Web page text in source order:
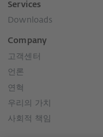
Services
Downloads
Company
고객센터
언론
연혁
우리의 가치
사회적 책임